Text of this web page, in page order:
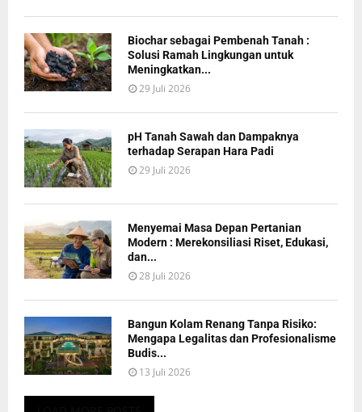
Biochar sebagai Pembenah Tanah :
Solusi Ramah Lingkungan untuk
Meningkatkan...
29 Juli 2026
pH Tanah Sawah dan Dampaknya
terhadap Serapan Hara Padi
29 Juli 2026
Menyemai Masa Depan Pertanian
Modern : Merekonsiliasi Riset, Edukasi,
dan...
28 Juli 2026
Bangun Kolam Renang Tanpa Risiko:
Mengapa Legalitas dan Profesionalisme
Budis...
13 Juli 2026